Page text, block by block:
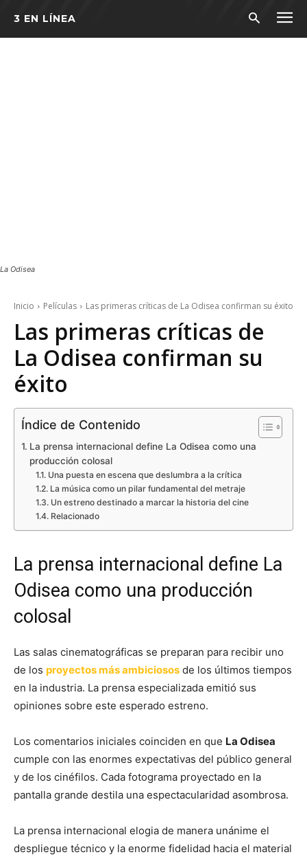
3 EN LÍNEA
La Odisea
Inicio Películas Las primeras críticas de La Odisea confirman su éxito
Las primeras críticas de
La Odisea confirman su
éxito
Índice de Contenido
La prensa internacional define La Odisea como una
producción colosal
Una puesta en escena que deslumbra a la crítica
La música como un pilar fundamental del metraje
Un estreno destinado a marcar la historia del cine
Relacionado
La prensa internacional define La
Odisea como una producción
colosal
Las salas cinematográficas se preparan para recibir uno
de los proyectos más ambiciosos de los últimos tiempos
en la industria. La prensa especializada emitió sus
opiniones sobre este esperado estreno.
Los comentarios iniciales coinciden en que La Odisea
cumple con las enormes expectativas del público general
y de los cinéfilos. Cada fotograma proyectado en la
pantalla grande destila una espectacularidad asombrosa.
La prensa internacional elogia de manera unánime el
despliegue técnico y la enorme fidelidad hacia el material